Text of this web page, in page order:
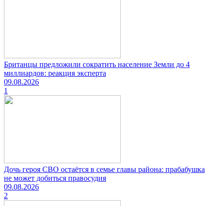
Британцы предложили сократить население Земли до 4
миллиардов: реакция эксперта
09.08.2026
1
Дочь героя СВО остаётся в семье главы района: прабабушка
не может добиться правосудия
09.08.2026
2